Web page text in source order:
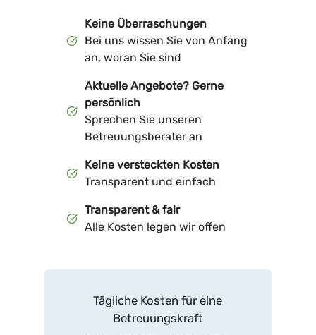
Keine Überraschungen
Bei uns wissen Sie von Anfang
an, woran Sie sind
Aktuelle Angebote? Gerne
persönlich
Sprechen Sie unseren
Betreuungsberater an
Keine versteckten Kosten
Transparent und einfach
Transparent & fair
Alle Kosten legen wir offen
Tägliche Kosten für eine
Betreuungskraft